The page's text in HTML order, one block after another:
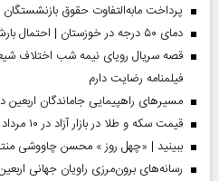
پرداخت مابه‌التفاوت حقوق
دمای ۵۰ درجه در خوزستان | احتمال بارش‌های سیل‌آسا در ۳ استان
قصه سریال رویای نیمه شب اختلاف
فیلمنامه رضایت دارم
مسیر‌های راهپیمایی جاماندگان اربعین
قیمت سکه و طلا در بازار آزاد در ۱۰ مرداد ۱۴۰۵
ببینید | «چهل روز » محسن چاووشی
رسانه‌های برون‌مرزی راویان جهانی